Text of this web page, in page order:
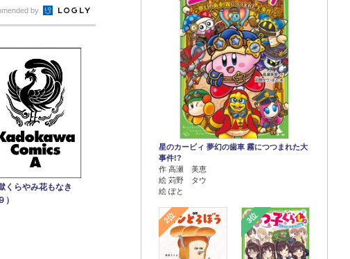
星のカービィ 夢幻の歯車 霧につつまれた大
事件!?
作 高瀬 美恵
絵 苅野 タウ
絵 ぽと
2位 3位
by
くらやみ花もなき
）